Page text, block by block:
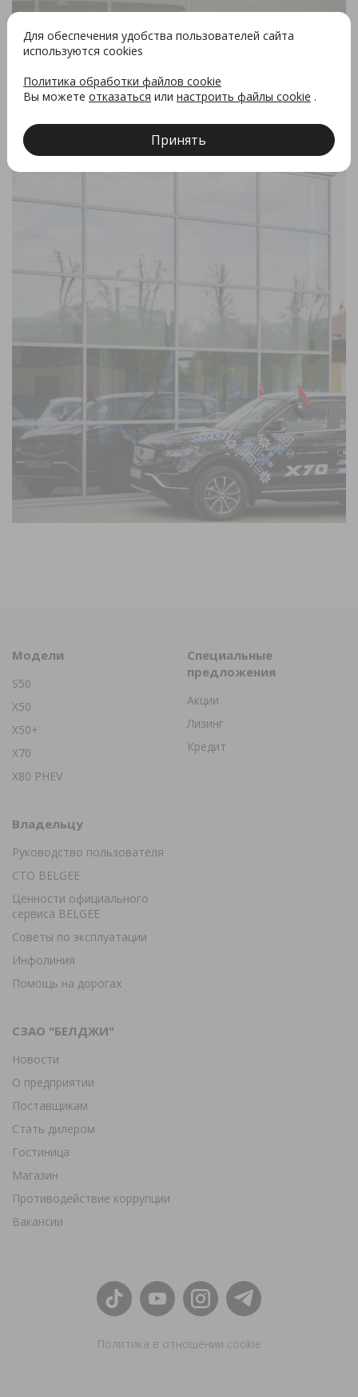
Модели
S50
X50
X50+
X70
X80 PHEV
Специальные
предложения
Акции
Лизинг
Кредит
Владельцу
Руководство пользователя
СТО BELGEE
Ценности официального
сервиса BELGEE
Советы по эксплуатации
Инфолиния
Помощь на дорогах
СЗАО "БЕЛДЖИ"
Новости
О предприятии
Поставщикам
Стать дилером
Гостиница
Магазин
Противодействие коррупции
Вакансии
Политика в отношении cookie
Для обеспечения удобства пользователей сайта
используются cookies
Политика обработки файлов cookie
Вы можете отказаться или настроить файлы cookie .
Принять